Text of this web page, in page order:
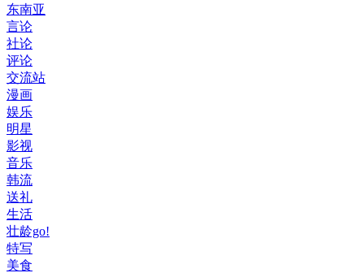
东南亚
言论
社论
评论
交流站
漫画
娱乐
明星
影视
音乐
韩流
送礼
生活
壮龄go!
特写
美食